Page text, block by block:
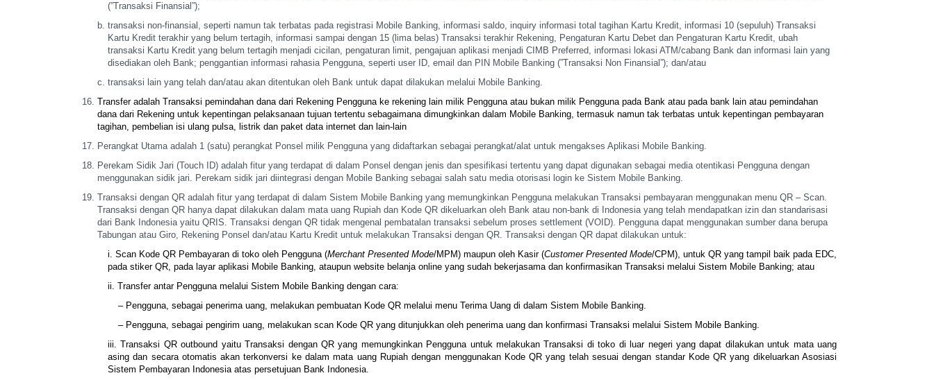
(”Transaksi Finansial”);
transaksi non-finansial, seperti namun tak terbatas pada registrasi Mobile Banking, informasi saldo, inquiry informasi total tagihan Kartu Kredit, informasi 10 (sepuluh) Transaksi
Kartu Kredit terakhir yang belum tertagih, informasi sampai dengan 15 (lima belas) Transaksi terakhir Rekening, Pengaturan Kartu Debet dan Pengaturan Kartu Kredit, ubah
transaksi Kartu Kredit yang belum tertagih menjadi cicilan, pengaturan limit, pengajuan aplikasi menjadi CIMB Preferred, informasi lokasi ATM/cabang Bank dan informasi lain yang
disediakan oleh Bank; penggantian informasi rahasia Pengguna, seperti user ID, email dan PIN Mobile Banking (”Transaksi Non Finansial”); dan/atau
transaksi lain yang telah dan/atau akan ditentukan oleh Bank untuk dapat dilakukan melalui Mobile Banking.
Transfer adalah Transaksi pemindahan dana dari Rekening Pengguna ke rekening lain milik Pengguna atau bukan milik Pengguna pada Bank atau pada bank lain atau pemindahan
dana dari Rekening untuk kepentingan pelaksanaan tujuan tertentu sebagaimana dimungkinkan dalam Mobile Banking, termasuk namun tak terbatas untuk kepentingan pembayaran
tagihan, pembelian isi ulang pulsa, listrik dan paket data internet dan lain-lain
Perangkat Utama adalah 1 (satu) perangkat Ponsel milik Pengguna yang didaftarkan sebagai perangkat/alat untuk mengakses Aplikasi Mobile Banking.
Perekam Sidik Jari (Touch ID) adalah fitur yang terdapat di dalam Ponsel dengan jenis dan spesifikasi tertentu yang dapat digunakan sebagai media otentikasi Pengguna dengan
menggunakan sidik jari. Perekam sidik jari diintegrasi dengan Mobile Banking sebagai salah satu mediaotorisasi login ke Sistem Mobile Banking.
Transaksi dengan QR adalah fitur yang terdapat di dalam Sistem Mobile Banking yang memungkinkan Pengguna melakukan Transaksi pembayaran menggunakan menu QR – Scan.
Transaksi dengan QR hanya dapat dilakukan dalam mata uang Rupiah dan Kode QR dikeluarkan oleh Bank atau non-bank di Indonesia yang telah mendapatkan izin dan standarisasi
dari Bank Indonesia yaitu QRIS. Transaksi dengan QR tidak mengenal pembatalan transaksi sebelum proses settlement (VOID). Pengguna dapat menggunakan sumber dana berupa
Tabungan atau Giro, Rekening Ponsel dan/atau Kartu Kredit untuk melakukan Transaksi dengan QR. Transaksi dengan QR dapat dilakukan untuk:
i. Scan Kode QR Pembayaran di toko oleh Pengguna (Merchant Presented Mode/MPM) maupun oleh Kasir (Customer Presented Mode/CPM), untuk QR yang tampil baik pada EDC,
pada stiker QR, pada layar aplikasi Mobile Banking, ataupun website belanja online yang sudah bekerjasamadan konfirmasikan Transaksi melalui Sistem Mobile Banking; atau
ii. Transfer antar Pengguna melalui Sistem Mobile Banking dengan cara:
– Pengguna, sebagai penerima uang, melakukan pembuatan Kode QR melalui menu Terima Uang di dalam Sistem Mobile Banking.
– Pengguna, sebagai pengirim uang, melakukan scan Kode QR yang ditunjukkan oleh penerima uang dan konfirmasi Transaksi melalui Sistem Mobile Banking.
iii. Transaksi QR outbound yaitu Transaksi dengan QR yang memungkinkan Pengguna untuk melakukan Transaksi di toko di luar negeri yang dapat dilakukan untuk mata uang
asing dan secara otomatis akan terkonversi ke dalam mata uang Rupiah dengan menggunakan Kode QR yang telah sesuai dengan standar Kode QR yang dikeluarkan Asosiasi
Sistem Pembayaran Indonesia atas persetujuan Bank Indonesia.